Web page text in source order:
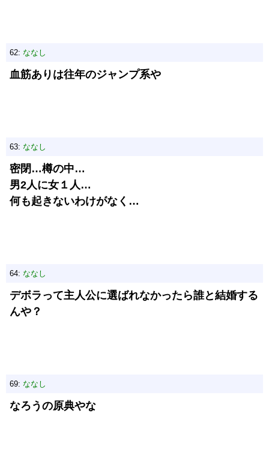
62: ななし
血筋ありは往年のジャンプ系や
63: ななし
密閉…樽の中…
男2人に女１人…
何も起きないわけがなく…
64: ななし
デボラって主人公に選ばれなかったら誰と結婚する
んや？
69: ななし
なろうの原典やな